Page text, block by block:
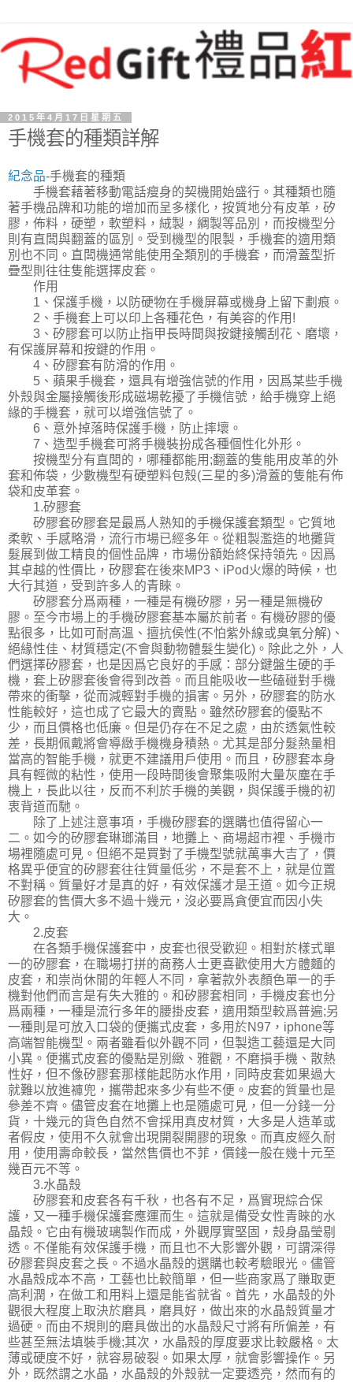
2015年4月17日星期五
手機套的種類詳解
紀念品-手機套的種類
手機套藉著移動電話瘦身的契機開始盛行。其種類也隨
著手機品牌和功能的增加而呈多樣化，按質地分有皮革，矽
膠，佈料，硬塑，軟塑料，絨製，綢製等品別，而按機型分
則有直闆與翻蓋的區別。受到機型的限製，手機套的適用類
別也不同。直闆機通常能使用全類別的手機套，而滑蓋型折
疊型則往往隻能選擇皮套。
作用
1、保護手機，以防硬物在手機屏幕或機身上留下劃痕。
2、手機套上可以印上各種花色，有美容的作用!
3、矽膠套可以防止指甲長時間與按鍵接觸刮花、磨壞，
有保護屏幕和按鍵的作用。
4、矽膠套有防滑的作用。
5、蘋果手機套，還具有增強信號的作用，因爲某些手機
外殼與金屬接觸後形成磁場乾擾了手機信號，給手機穿上絕
緣的手機套，就可以增強信號了。
6、意外掉落時保護手機，防止摔壞。
7、造型手機套可將手機裝扮成各種個性化外形。
按機型分有直闆的，哪種都能用;翻蓋的隻能用皮革的外
套和佈袋，少數機型有硬塑料包殼(三星的多)滑蓋的隻能有佈
袋和皮革套。
1.矽膠套
矽膠套矽膠套是最爲人熟知的手機保護套類型。它質地
柔軟、手感略滑，流行市場已經多年。從粗製濫造的地攤貨
髮展到做工精良的個性品牌，市場份額始終保持領先。因爲
其卓越的性價比，矽膠套在後來MP3、iPod火爆的時候，也
大行其道，受到許多人的青睞。
矽膠套分爲兩種，一種是有機矽膠，另一種是無機矽
膠。至今市場上的手機矽膠套基本屬於前者。有機矽膠的優
點很多，比如可耐高溫、擅抗侯性(不怕紫外線或臭氧分解)、
絕緣性佳、材質穩定(不會與動物體髮生變化)。除此之外，人
們選擇矽膠套，也是因爲它良好的手感：部分鍵盤生硬的手
機，套上矽膠套後會得到改善。而且能吸收一些磕碰對手機
帶來的衝擊，從而減輕對手機的損害。另外，矽膠套的防水
性能較好，這也成了它最大的賣點。雖然矽膠套的優點不
少，而且價格也低廉。但是仍存在不足之處，由於透氣性較
差，長期佩戴將會導緻手機機身積熱。尤其是部分髮熱量相
當高的智能手機，就更不建議用戶使用。而且，矽膠套本身
具有輕微的粘性，使用一段時間後會聚集吸附大量灰塵在手
機上，長此以往，反而不利於手機的美觀，與保護手機的初
衷背道而馳。
除了上述注意事項，手機矽膠套的選購也值得留心一
二。如今的矽膠套琳瑯滿目，地攤上、商場超市裡、手機市
場裡隨處可見。但絕不是買對了手機型號就萬事大吉了，價
格異乎便宜的矽膠套往往質量低劣，不是套不上，就是位置
不對稱。質量好才是真的好，有效保護才是王道。如今正規
矽膠套的售價大多不過十幾元，沒必要爲貪便宜而因小失
大。
2.皮套
在各類手機保護套中，皮套也很受歡迎。相對於樣式單
一的矽膠套，在職場打拼的商務人士更喜歡使用大方體麵的
皮套，和崇尚休閒的年輕人不同，拿著款外表顏色單一的手
機對他們而言是有失大雅的。和矽膠套相同，手機皮套也分
爲兩種，一種是流行多年的腰掛皮套，適用類型較爲普遍;另
一種則是可放入口袋的便攜式皮套，多用於N97，iphone等
高端智能機型。兩者雖看似外觀不同，但製造工藝還是大同
小異。便攜式皮套的優點是別緻、雅觀，不磨損手機、散熱
性好，但不像矽膠套那樣能起防水作用，同時皮套如果過大
就難以放進褲兜，攜帶起來多少有些不便。皮套的質量也是
參差不齊。儘管皮套在地攤上也是隨處可見，但一分錢一分
貨，十幾元的貨色自然不會採用真皮材質，大多是人造革或
者假皮，使用不久就會出現開裂開膠的現象。而真皮經久耐
用，使用壽命較長，當然售價也不菲，價錢一般在幾十元至
幾百元不等。
3.水晶殼
矽膠套和皮套各有千秋，也各有不足，爲實現綜合保
護，又一種手機保護套應運而生。這就是備受女性青睞的水
晶殼。它由有機玻璃製作而成，外觀厚實堅固，殼身晶瑩剔
透。不僅能有效保護手機，而且也不大影響外觀，可謂深得
矽膠套與皮套之長。不過水晶殼的選購也較考驗眼光。儘管
水晶殼成本不高，工藝也比較簡單，但一些商家爲了賺取更
高利潤，在做工和用料上還是能省就省。首先，水晶殼的外
觀很大程度上取決於磨具，磨具好，做出來的水晶殼質量才
過硬。而由不規則的磨具做出的水晶殼尺寸將有所偏差，有
些甚至無法填裝手機;其次，水晶殼的厚度要求比較嚴格。太
薄或硬度不好，就容易破裂。如果太厚，就會影響操作。另
外，既然謂之水晶，水晶殼的外殼就一定要透亮，然而有的